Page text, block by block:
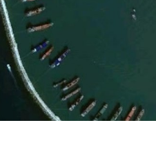
لإجراء انتخابات بعد ثلاث
لا يريد الإصغاء.